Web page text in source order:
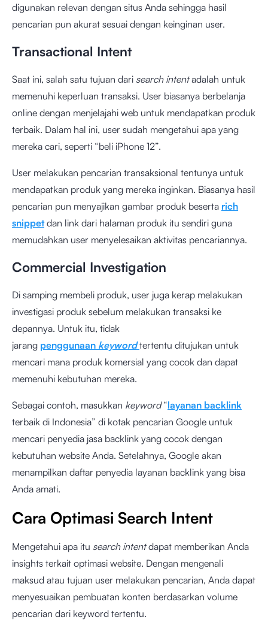
digunakan relevan dengan situs Anda sehingga hasil
pencarian pun akurat sesuai dengan keinginan user.
Transactional Intent
Saat ini, salah satu tujuan dari search intentadalah untuk
memenuhi keperluan transaksi. User biasanya berbelanja
online dengan menjelajahi web untuk mendapatkan produk
terbaik. Dalam hal ini, user sudah mengetahui apa yang
mereka cari, seperti “beli iPhone 12”.
User melakukan pencarian transaksional tentunya untuk
mendapatkan produk yang mereka inginkan. Biasanya hasil
pencarian pun menyajikan gambar produk beserta rich
snippetdan link dari halaman produk itu sendiri guna
memudahkan user menyelesaikan aktivitas pencariannya.
Commercial Investigation
Di samping membeli produk, user juga kerap melakukan
investigasi produk sebelum melakukan transaksi ke
depannya. Untuk itu, tidak
jarang penggunaan keyword tertentu ditujukan untuk
mencari mana produk komersial yang cocok dan dapat
memenuhi kebutuhan mereka.
Sebagai contoh, masukkan keyword“layanan backlink
terbaik di Indonesia” di kotak pencarian Google untuk
mencari penyedia jasa backlink yang cocok dengan
kebutuhan website Anda. Setelahnya, Google akan
menampilkan daftar penyedia layanan backlink yang bisa
Anda amati.
Cara Optimasi Search Intent
Mengetahui apa itu search intentdapat memberikan Anda
insights terkait optimasi website. Dengan mengenali
maksud atau tujuan user melakukan pencarian, Anda dapat
menyesuaikan pembuatan konten berdasarkan volume
pencarian dari keyword tertentu.